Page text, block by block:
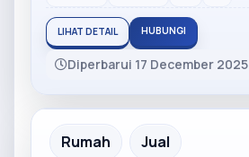
LIHAT DETAIL HUBUNGI
Diperbarui 17 December 2025
Partner Ad
Rumah Jual